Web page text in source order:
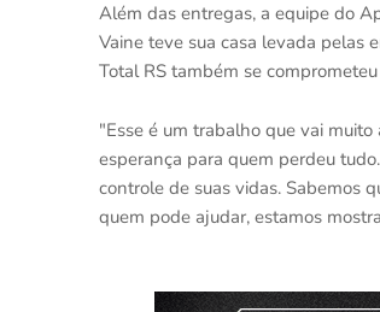
Além das entregas, a equipe do
Vaine teve sua casa levada pelas
Total RS também se
"Esse é um trabalho que vai
esperança para quem perdeu
controle de suas vidas. Sabemos
quem pode ajudar, estamos